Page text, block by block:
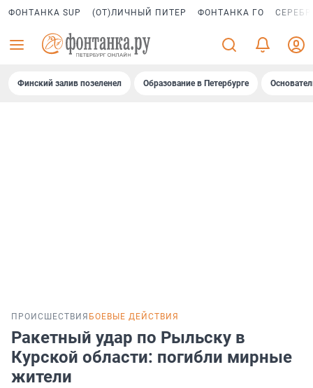
ФОНТАНКА SUP (ОТ)ЛИЧНЫЙ ПИТЕР ФОНТАНКА ГО
Финский залив позеленел Образование в Петербурге
ПРОИСШЕСТВИЯ БОЕВЫЕ ДЕЙСТВИЯ
Ракетный удар по Рыльску в
Курской области: погибли мирные
жители